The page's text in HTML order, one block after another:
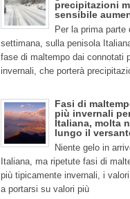
precipitazioni
sensibile
Per la prima parte
settimana, sulla penisola
fase di maltempo dai connotati
invernali, che porterà
Fasi di
più invernali
Italiana, molta
lungo il
Niente gelo in
Italiana, ma ripetute fasi di
più tipicamente invernali, i
a portarsi su valori più